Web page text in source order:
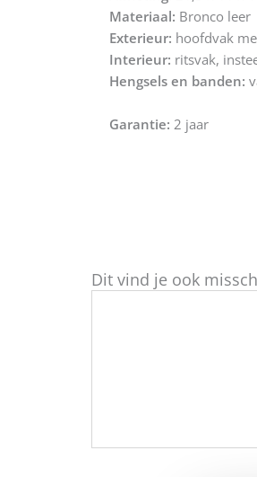
Materiaal: Bronco leer
Exterieur: hoofdvak
Interieur: ritsvak,
Hengsels en banden:
Garantie: 2 jaar
Dit vind je ook